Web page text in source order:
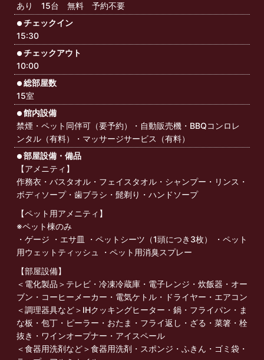
あり 15台 無料 予約不要
チェックイン
15:30
チェックアウト
10:00
総部屋数
15室
館内設備
禁煙・ペット同伴可（要予約）・自動販売機・BBQコンロレ
ンタル（有料）・マッサージサービス（有料）
部屋設備・備品
【アメニティ】
作務衣・バスタオル・フェイスタオル・シャンプー・リンス・
ボディソープ・歯ブラシ・髭剃り・ハンドソープ
【ペット用アメニティ】
※ペット棟のみ
・ゲージ ・エサ皿 ・ペットシーツ（1頭につき3枚） ・ペット
用ウェットティッシュ ・ペット用消臭スプレー
【部屋設備】
＜電化製品＞テレビ・冷凍冷蔵庫・電子レンジ・炊飯器・オー
ブン・コーヒーメーカー・電気ケトル・ドライヤー・エアコン
＜調理器具など＞IHクッキングヒーター・鍋・フライパン・ま
な板・包丁・ピーラー・おたま・フライ返し・ざる・菜箸・栓
抜き・ワインオープナー・アイスペール
＜食器用洗剤など＞食器用洗剤・スポンジ・ふきん・ゴミ袋・